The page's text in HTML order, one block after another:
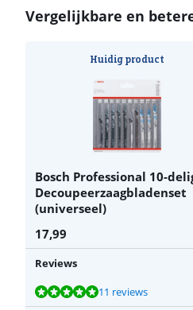
Vergelijkbare en
Huidig product
Bosch Professional 10-
Decoupeerzaagbladenset
(universeel)
17,99
Reviews
Beoordeling is 9,5 van de 10, gebaseerd
11 reviews
Beoordeling is 8,0 van de 10, gebaseerd
Beoordeling is 8,9 van de 10, gebaseerd
Beoordeling is 9,0 van de 10, gebaseerd